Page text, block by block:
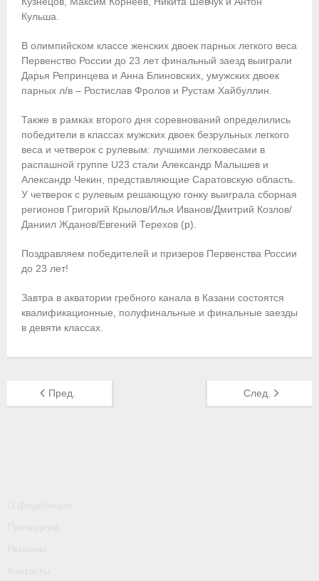
Судейство
- Семинары и экзамены
- Коллегия спортивных судей ФГСР
- Документы
Фото
Видео
- Пресса о ФГСР в 2015
- Пресса о ФГСР в 2016
Grand Moscow Regatta (GMR)
Кульша.
В олимпийском классе женских двоек парных легкого веса
Первенство России до 23 лет финальный заезд выиграли
Дарья Репринцева и Анна Блиновских, умужских двоек
парных л/в – Ростислав Фролов и Рустам Хайбуллин.
Также в рамках второго дня соревнований определились
победители в классах мужских двоек безрульных легкого
веса и четверок с рулевым: лучшими легковесами в
распашной группе U23 стали Александр Малышев и
Александр Чекин, представляющие Саратовскую область.
У четверок с рулевым решающую гонку выиграла сборная
регионов Григорий Крылов/Илья Иванов/Дмитрий Козлов/
Даниил Жданов/Евгений Терехов (р).
Поздравляем победителей и призеров Первенства России
до 23 лет!
Завтра в акватории гребного канала в Казани состоятся
квалификационные, полуфинальные и финальные заезды
в девяти классах.
Пред. След.